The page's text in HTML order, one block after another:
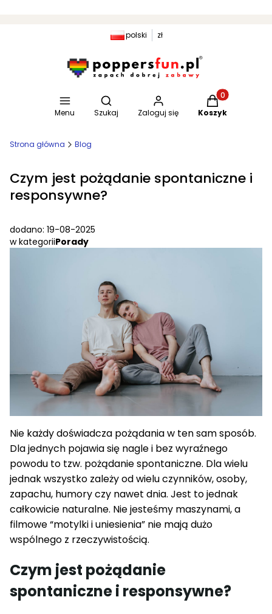
polski zł
Menu
Otwórz wyszukiwarkę
Szukaj Zaloguj się
Produkty w
Koszyk
Strona główna Blog
Czym jest pożądanie spontaniczne i
responsywne?
dodano: 19-08-2025
w kategoriiPorady
Nie każdy doświadcza pożądania w ten sam sposób.
Dla jednych pojawia się nagle i bez wyraźnego
powodu to tzw. pożądanie spontaniczne. Dla wielu
jednak wszystko zależy od wielu czynników, osoby,
zapachu, humory czy nawet dnia. Jest to jednak
całkowicie naturalne. Nie jesteśmy maszynami, a
filmowe “motylki i uniesienia” nie mają dużo
wspólnego z rzeczywistością.
Czym jest pożądanie
spontaniczne i responsywne?